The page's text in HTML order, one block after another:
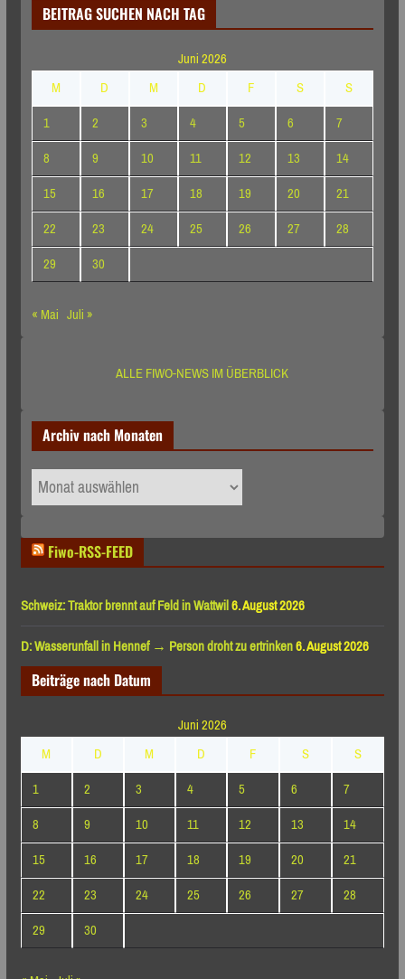
BEITRAG SUCHEN NACH TAG
Juni 2026
M
D M D F S
S
1
2 3 4 5 6
7
8
9 10 11 12 13
14
15
16 17 18 19 20
21
22
23 24 25 26 27
28
29
30
« Mai Juli »
ALLE FIWO-NEWS IM ÜBERBLICK
Archiv nach Monaten
Archiv
nach
Fiwo-RSS-FEED
Schweiz: Traktor brennt auf Feld in Wattwil6. August 2026
D: Wasserunfall in Hennef → Person droht zu ertrinken6. August 2026
Beiträge nach Datum
Juni 2026
M
D M D F S
S
1
2 3 4 5 6
7
8
9 10 11 12 13
14
15
16 17 18 19 20
21
22
23 24 25 26 27
28
29
30